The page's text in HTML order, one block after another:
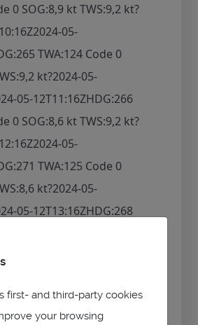
0 SOG:8,9 kt TWS:9,2 kt?
2024-05-
TWA:124 Code 0
kt?2024-05-
05-12T11:16ZHDG:266
0 SOG:8,6 kt TWS:9,2 kt?
2024-05-
TWA:125 Code 0
kt?2024-05-
05-12T13:16ZHDG:268
kt? 2024-05-
first- and third-party cookies
your browsing